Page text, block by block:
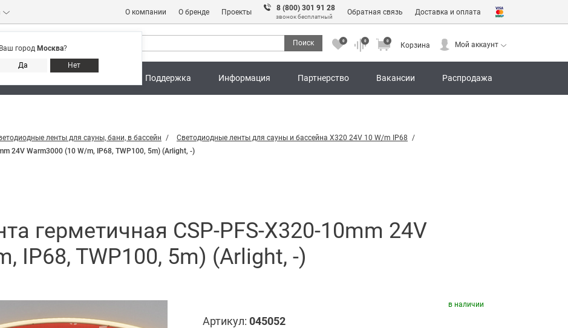
Ваш город Москва?
Да
Нет
О компании О бренде Проекты 8 (800) 301 91 28
звонок бесплатный
Обратная связь Доставка и оплата
Поиск 0 0 0
Корзина Мой аккаунт
Поддержка Информация Партнерство Вакансии Распродажа
Адреса магазинов 8 (800) 301 91 28 Корзина Мой аккаунт
ленты для сауны, бани, в бассейн
Светодиодные ленты для сауны и бассейна X320 24V 10 W/m IP68
24V Warm3000 (10 W/m, IP68, TWP100, 5m) (Arlight, -)
герметичная CSP-PFS-X320-10mm 24V
IP68, TWP100, 5m) (Arlight, -)
в наличии
Артикул: 045052